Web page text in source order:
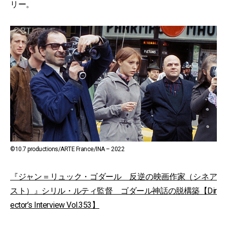
リー。
©10.7 productions/ARTE France/INA – 2022
『ジャン＝リュック・ゴダール 反逆の映画作家（シネア
スト）』シリル・ルティ監督 ゴダール神話の脱構築【Dir
ector’s Interview Vol.353】